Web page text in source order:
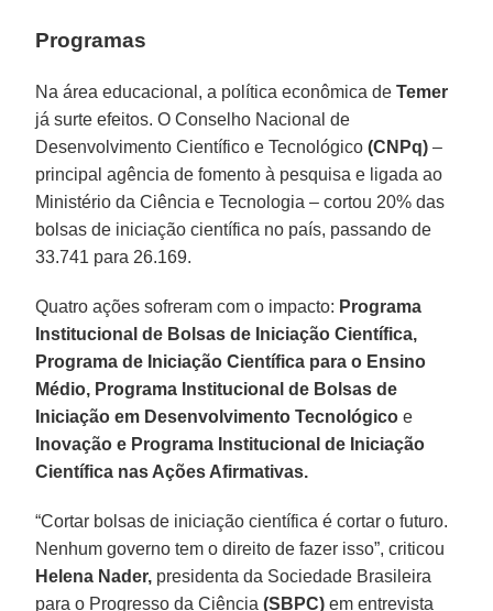
Programas
Na área educacional, a política econômica deTemer
já surte efeitos. O Conselho Nacional de
Desenvolvimento Científico e Tecnológico(CNPq) –
principal agência de fomento à pesquisa e ligada ao
Ministério da Ciência e Tecnologia – cortou 20% das
bolsas de iniciação científica no país, passando de
33.741 para 26.169.
Quatro ações sofreram com o impacto: Programa
Institucional de Bolsas de Iniciação Científica,
Programa de Iniciação Científica para o Ensino
Médio, Programa Institucional de Bolsas de
Iniciação em Desenvolvimento Tecnológico e
Inovação e Programa Institucional de Iniciação
Científica nas Ações Afirmativas.
“Cortar bolsas de iniciação científica é cortar o futuro.
Nenhum governo tem o direito de fazer isso”, criticou
Helena Nader, presidenta da Sociedade Brasileira
para o Progresso da Ciência(SBPC) em entrevista